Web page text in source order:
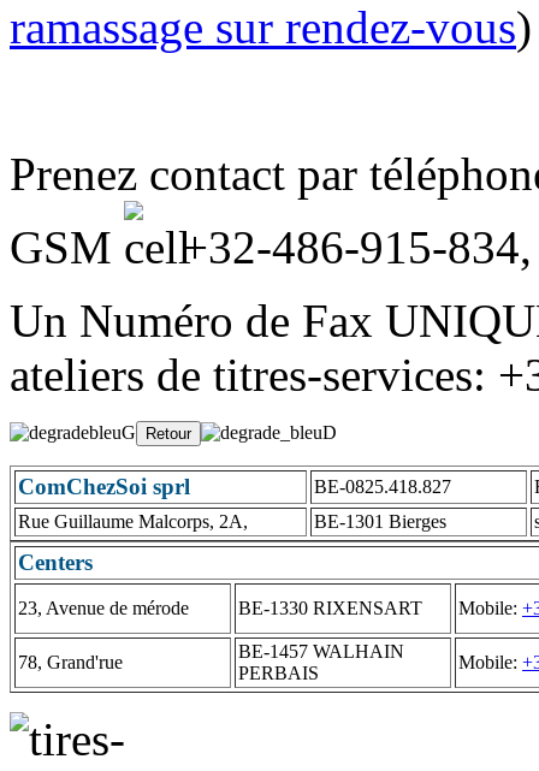
ramassage sur rendez-vous)
Prenez contact par
GSM
+32-486-915-834
Un Numéro de Fax
ateliers de titres-services:
ComChezSoi sprl BE-0825.418.827
Rue Guillaume Malcorps, 2A,
BE-1301 Bierges
Centers
23, Avenue de mérode BE-1330 RIXENSART Mobile:
78, Grand'rue
BE-1457 WALHAIN
PERBAIS
Mobile: